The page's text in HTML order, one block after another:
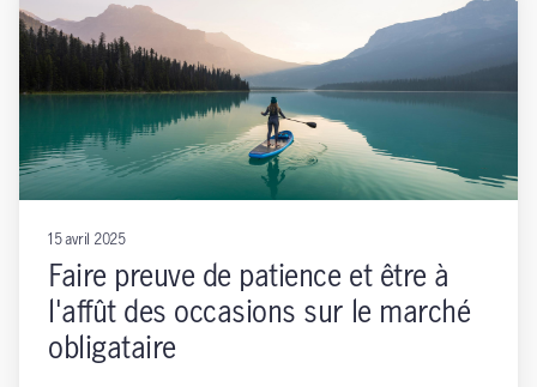
15 avril 2025
Faire preuve de patience et être à
l'affût des occasions sur le marché
obligataire